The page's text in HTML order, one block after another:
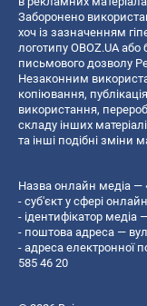
Заборонено
хоч із зазначенням
логотипу OBOZ.UA
письмового дозволу
Незаконним
копiювання,
використання,
складу інших
та інші подібні зміни
Назва онлайн медіа —
- суб'єкт у сфері
- ідентифікатор медіа
- поштова адреса —
- адреса електронної
585 46 20